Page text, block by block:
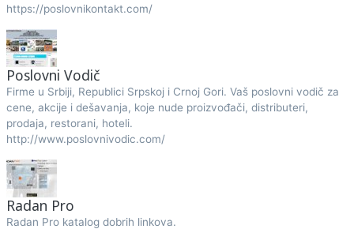
https://poslovnikontakt.com/
Poslovni Vodič
Firme u Srbiji, Republici Srpskoj i Crnoj Gori. Vaš poslovni vodič za
cene, akcije i dešavanja, koje nude proizvođači, distributeri,
prodaja, restorani, hoteli.
http://www.poslovnivodic.com/
Radan Pro
Radan Pro katalog dobrih linkova.